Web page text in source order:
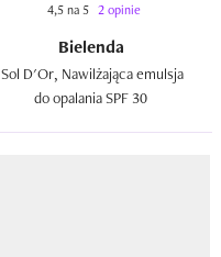
4,5 na 5 2 opinie
Bielenda
Sol D'Or, Nawilżająca emulsja